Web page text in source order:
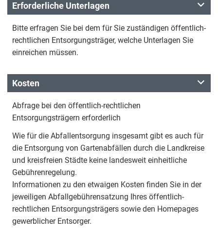
Erforderliche Unterlagen
Bitte erfragen Sie bei dem für Sie zuständigen öffentlich-
rechtlichen Entsorgungsträger, welche Unterlagen Sie
einreichen müssen.
Kosten
Abfrage bei den öffentlich-rechtlichen
Entsorgungsträgern erforderlich
Wie für die Abfallentsorgung insgesamt gibt es auch für
die Entsorgung von Gartenabfällen durch die Landkreise
und kreisfreien Städte keine landesweit einheitliche
Gebührenregelung.
Informationen zu den etwaigen Kosten finden Sie in der
jeweiligen Abfallgebührensatzung Ihres öffentlich-
rechtlichen Entsorgungsträgers sowie den Homepages
gewerblicher Entsorger.